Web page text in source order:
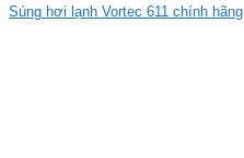
Súng hơi lạnh Vortec 611 chính hãng